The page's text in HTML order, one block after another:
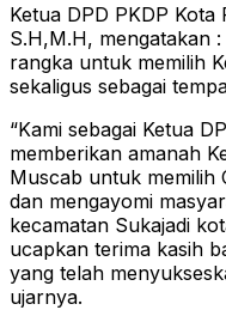
Ketua DPD PKDP
S.H,M.H, mengatakan
rangka untuk memilih
sekaligus sebagai
“Kami sebagai Ketua
memberikan amanah
Muscab untuk memilih
dan mengayomi
kecamatan Sukajadi
ucapkan terima kasih
yang telah
ujarnya.